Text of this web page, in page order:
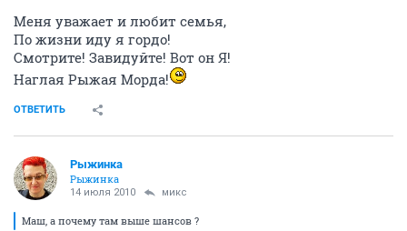
Меня уважает и любит семья,
По жизни иду я гордо!
Смотрите! Завидуйте! Вот он Я!
Наглая Рыжая Морда!
ОТВЕТИТЬ
Рыжинка
Рыжинка
14 июля 2010 микс
Маш, а почему там выше шансов ?